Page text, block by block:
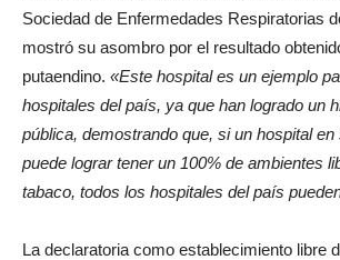
Sociedad de Enfermedades Respiratorias
mostró su asombro por el resultado
putaendino. «Este hospital es un ejemplo
hospitales del país, ya que han logrado un
pública, demostrando que, si un hospital en
puede lograr tener un 100% de ambientes
tabaco, todos los hospitales del país
La declaratoria como establecimiento libre